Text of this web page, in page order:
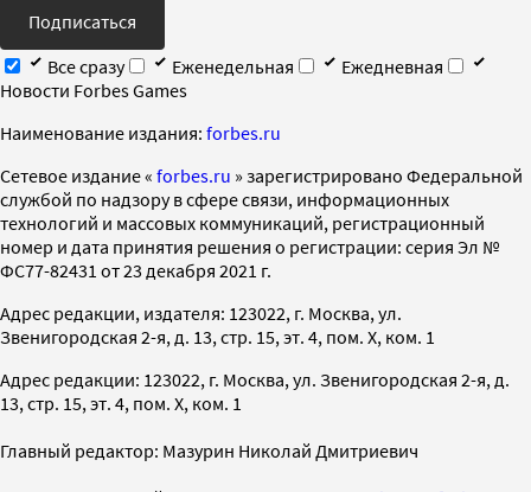
Подписаться
Все сразу
Еженедельная
Ежедневная
Новости Forbes Games
Наименование издания: forbes.ru
Cетевое издание « forbes.ru » зарегистрировано Федеральной
службой по надзору в сфере связи, информационных
технологий и массовых коммуникаций, регистрационный
номер и дата принятия решения о регистрации: серия Эл №
ФС77-82431 от 23 декабря 2021 г.
Адрес редакции, издателя: 123022, г. Москва, ул.
Звенигородская 2-я, д. 13, стр. 15, эт. 4, пом. X, ком. 1
Адрес редакции: 123022, г. Москва, ул. Звенигородская 2-я, д.
13, стр. 15, эт. 4, пом. X, ком. 1
Главный редактор: Мазурин Николай Дмитриевич